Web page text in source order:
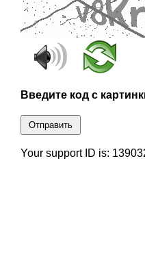
Введите код с
Отправить
Your support ID is: